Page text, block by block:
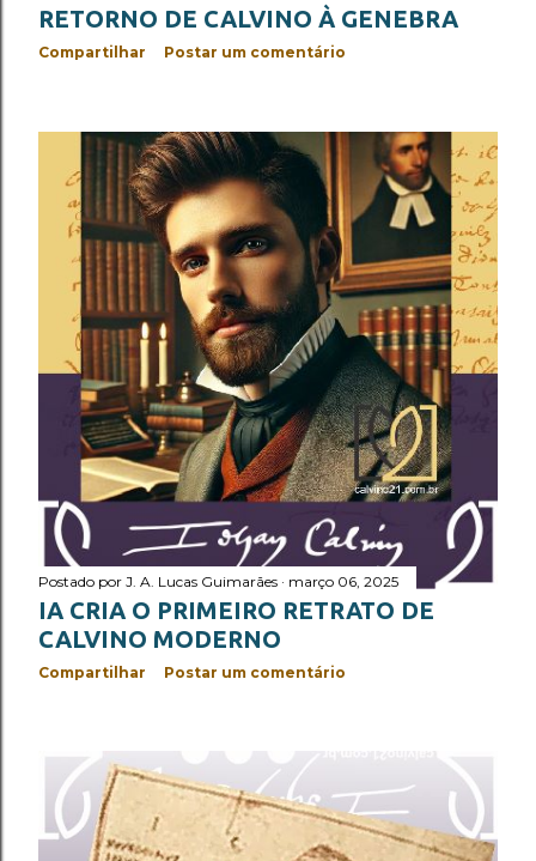
RETORNO DE CALVINO À GENEBRA
Compartilhar Postar um comentário
Postado por J. A. Lucas Guimarães março 06, 2025
IA CRIA O PRIMEIRO RETRATO DE
CALVINO MODERNO
Compartilhar Postar um comentário